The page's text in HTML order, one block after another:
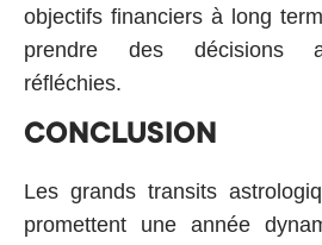
objectifs financiers à long
prendre des décisions
réfléchies.
CONCLUSION
Les grands transits
promettent une année